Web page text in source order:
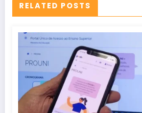
RELATED POSTS